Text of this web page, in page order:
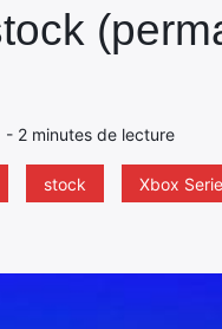
- 2 minutes de lecture
stock Xbox